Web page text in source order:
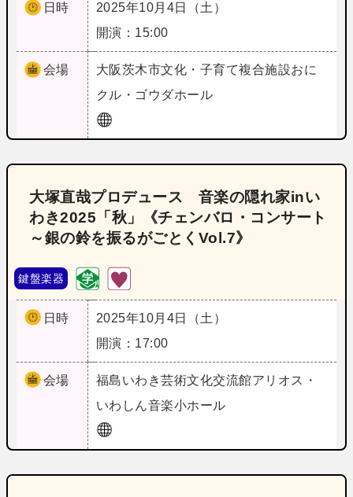
日時
2025年10月4日（土）
開演：15:00
会場 大阪茨木市文化・子育て複合施設おに
クル・ゴウダホール
大塚直哉プロデュース 音楽の隠れ家inい
わき2025「秋」《チェンバロ・コンサート
～銀の鈴を振るがごとくVol.7》
鍵盤楽器
日時
2025年10月4日（土）
開演：17:00
会場 福島いわき芸術文化交流館アリオス・
いわしん音楽小ホール